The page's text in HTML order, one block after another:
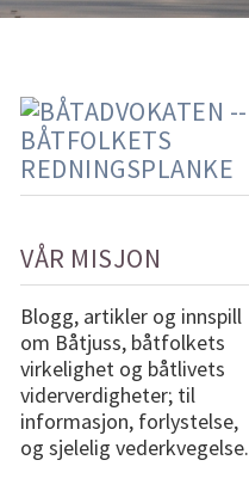
VÅR MISJON
Blogg, artikler og innspill
om Båtjuss, båtfolkets
virkelighet og båtlivets
viderverdigheter; til
informasjon, forlystelse,
og sjelelig vederkvegelse.